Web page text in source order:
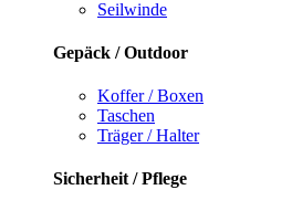
Seilwinde
Gepäck / Outdoor
Koffer / Boxen
Taschen
Träger / Halter
Sicherheit / Pflege